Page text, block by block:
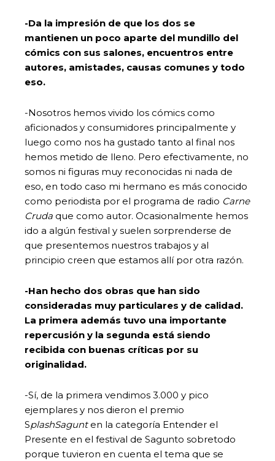
-Da la impresión de que los dos se
mantienen un poco aparte del mundillo del
cómics con sus salones, encuentros entre
autores, amistades, causas comunes y todo
eso.
-Nosotros hemos vivido los cómics como
aficionados y consumidores principalmente y
luego como nos ha gustado tanto al final nos
hemos metido de lleno. Pero efectivamente, no
somos ni figuras muy reconocidas ni nada de
eso, en todo caso mi hermano es más conocido
como periodista por el programa de radio Carne
Cruda que como autor. Ocasionalmente hemos
ido a algún festival y suelen sorprenderse de
que presentemos nuestros trabajos y al
principio creen que estamos allí por otra razón.
-Han hecho dos obras que han sido
consideradas muy particulares y de calidad.
La primera además tuvo una importante
repercusión y la segunda está siendo
recibida con buenas críticas por su
originalidad.
-Sí, de la primera vendimos 3.000 y pico
ejemplares y nos dieron el premio
SplashSagunten la categoría Entender el
Presente en el festival de Sagunto sobretodo
porque tuvieron en cuenta el tema que se